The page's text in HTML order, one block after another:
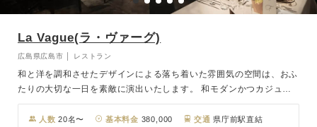
La Vague(ラ・ヴァーグ)
広島県広島市 │ レストラン
和と洋を調和させたデザインによる落ち着いた雰囲気の空間は、おふ
たりの大切な一日を素敵に演出いたします。 和モダンかつカジュア
ルな雰囲気の店内は、肩ひじ張らず気軽に寛いでいただけますので、
ゲストやご親族様とゆったりとした時間をお過ごしください。またプ
人数 20名〜 基本料金 380,000 交通 県庁前駅直結